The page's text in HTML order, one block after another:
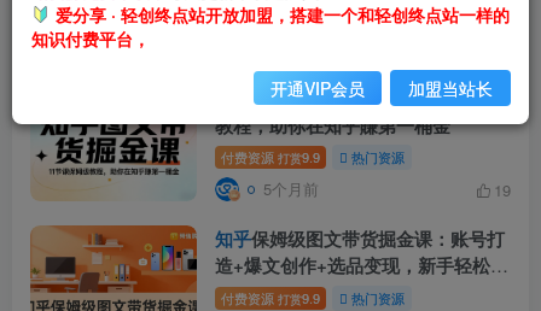
付费资源 打赏9.9 热门资源
图文带货掘金课，11节课保姆级
教程，助你在知乎賺第一桶金
付费资源 打赏9.9 热门资源
5个月前 19
知乎保姆级图文带货掘金课：账号打
造+爆文创作+选品变现，新手轻松月
入1w+第一桶金
付费资源 打赏9.9 热门资源
爱分享 · 轻创终点站开放加盟，搭建一个和轻创终点站一样的
知识付费平台，
开通VIP会员 加盟当站长